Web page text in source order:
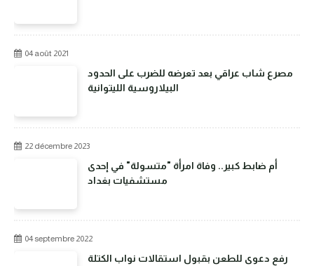
04 août 2021
مصرع شاب عراقي بعد تعرضه للضرب على الحدود
البيلاروسية الليتوانية
22 décembre 2023
أم ضابط كبير.. وفاة امرأة "متسولة" في إحدى
مستشفيات بغداد
04 septembre 2022
رفع دعوى للطعن بقبول استقالات نواب الكتلة